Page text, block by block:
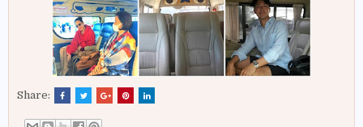
Share: